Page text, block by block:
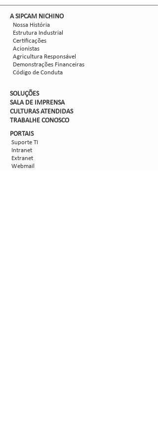
​A SIPCAM NICHINO
Nossa História
Estrutura Industrial
Certificações
Acionistas
Agricultura Responsável
Demonstrações Financeiras
Código de Conduta
SOLUÇÕES
SALA DE IMPRENSA
CULTURAS ATENDIDAS
TRABALHE CONOSCO
PORTAIS
Suporte TI
Intranet
Extranet
Webmail